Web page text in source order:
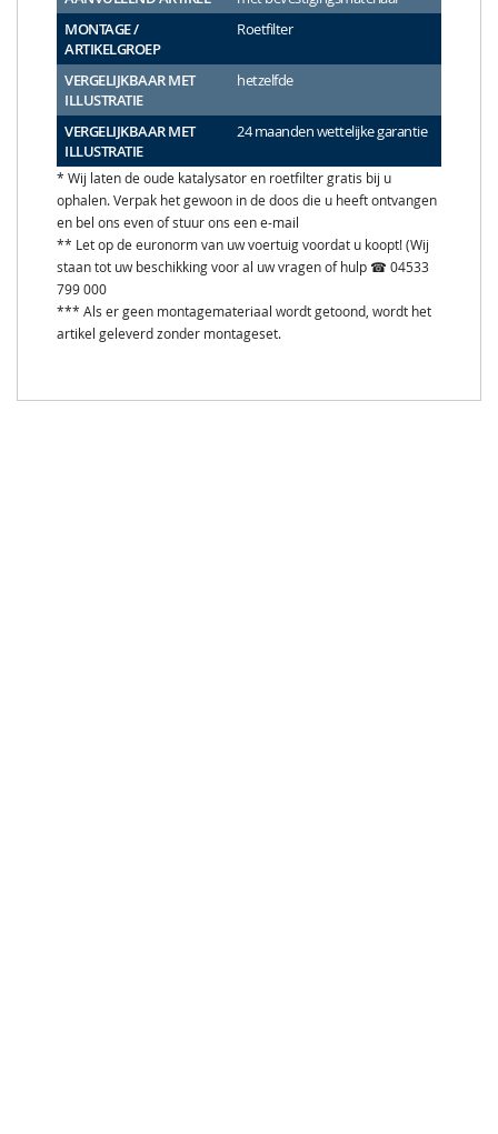
MONTAGE /
ARTIKELGROEP
Roetfilter
VERGELIJKBAAR MET
ILLUSTRATIE
hetzelfde
VERGELIJKBAAR MET
ILLUSTRATIE
24 maanden wettelijke garantie
* Wij laten de oude katalysator en roetfilter gratis bij u
ophalen. Verpak het gewoon in de doos die u heeft ontvangen
en bel ons even of stuur ons een e-mail
** Let op de euronorm van uw voertuig voordat u koopt! (Wij
staan tot uw beschikking voor al uw vragen of hulp ☎ 04533
799 000
*** Als er geen montagemateriaal wordt getoond, wordt het
artikel geleverd zonder montageset.